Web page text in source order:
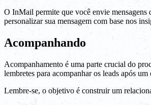
O InMail permite que você envie mensagens
personalizar sua mensagem com base nos
Acompanhando
Acompanhamento é uma parte crucial do
lembretes para acompanhar os leads após
Lembre-se, o objetivo é construir um